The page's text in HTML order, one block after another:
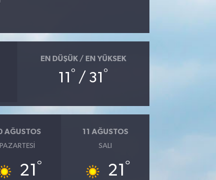
EN DÜŞÜK / EN YÜKSEK
11 ° / 31 °
AĞUSTOS
PAZARTESI
21 °
11 AĞUSTOS
SALI
21 °